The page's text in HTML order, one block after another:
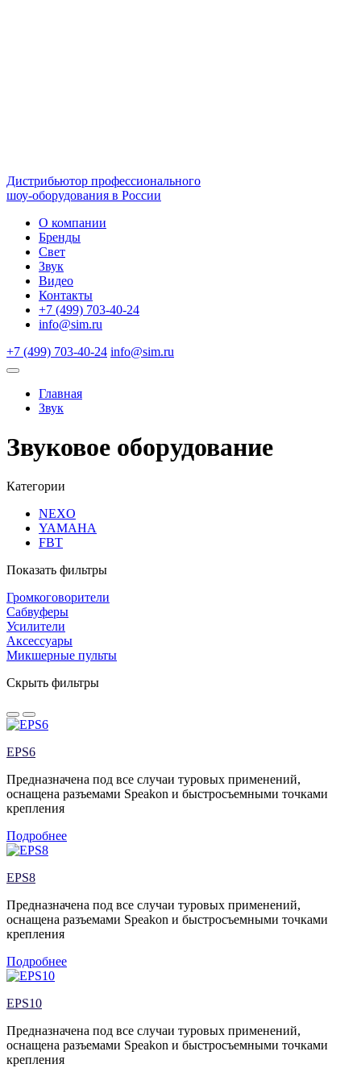
Дистрибьютор профессионального
шоу-оборудования в России
О компании
Бренды
Свет
Звук
Видео
Контакты
+7 (499) 703-40-24
info@sim.ru
+7 (499) 703-40-24 info@sim.ru
Главная
Звук
Звуковое оборудование
Категории
NEXO
YAMAHA
FBT
Показать фильтры
Громкоговорители
Сабвуферы
Усилители
Аксессуары
Микшерные пульты
Скрыть фильтры
EPS6
Предназначена под все случаи туровых применений,
оснащена разъемами Speakon и быстросъемными точками
крепления
Подробнее
EPS8
Предназначена под все случаи туровых применений,
оснащена разъемами Speakon и быстросъемными точками
крепления
Подробнее
EPS10
Предназначена под все случаи туровых применений,
оснащена разъемами Speakon и быстросъемными точками
крепления